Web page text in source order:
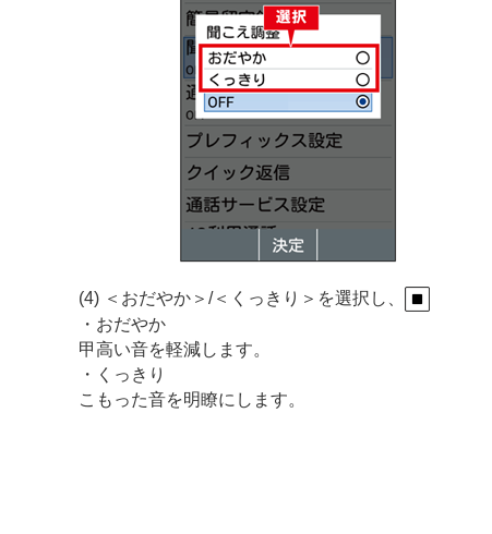
(4) ＜おだやか＞/＜くっきり＞を選択し、
・おだやか
甲高い音を軽減します。
・くっきり
こもった音を明瞭にします。